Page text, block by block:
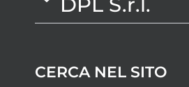
CERCA NEL SITO